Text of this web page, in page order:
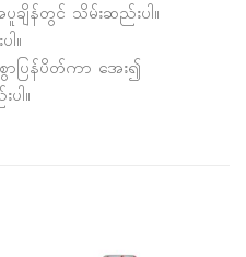
ချိန်တွင် သိမ်းဆည်းပါ။
။
ာပြန်ပိတ်ကာ အေး၍
ါ။